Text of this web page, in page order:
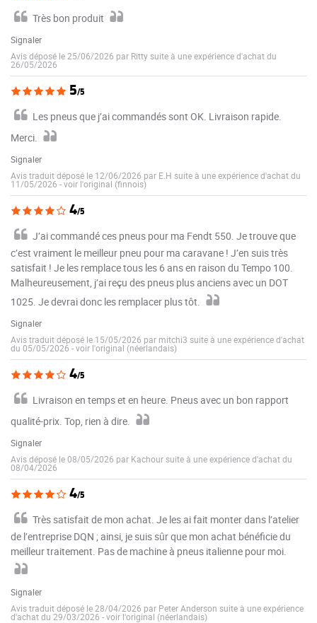
Très bon produit
Signaler
Avis déposé le 25/06/2026 par Ritty suite à une expérience d'achat du
26/05/2026
5/5
Les pneus que j’ai commandés sont OK. Livraison rapide.
Merci.
Signaler
Avis traduit déposé le 12/06/2026 par E.H suite à une expérience d'achat du
11/05/2026 -voir l'original (finnois)
4/5
J’ai commandé ces pneus pour ma Fendt 550. Je trouve que
c’est vraiment le meilleur pneu pour ma caravane ! J’en suis très
satisfait ! Je les remplace tous les 6 ans en raison du Tempo 100.
Malheureusement, j’ai reçu des pneus plus anciens avec un DOT
1025. Je devrai donc les remplacer plus tôt.
Signaler
Avis traduit déposé le 15/05/2026 par mitchi3 suite à une expérience d'achat
du 05/05/2026 -voir l'original (néerlandais)
4/5
Livraison en temps et en heure. Pneus avec un bon rapport
qualité-prix. Top, rien à dire.
Signaler
Avis déposé le 08/05/2026 par Kachour suite à une expérience d'achat du
08/04/2026
4/5
Très satisfait de mon achat. Je les ai fait monter dans l’atelier
de l’entreprise DQN ; ainsi, je suis sûr que mon achat bénéficie du
meilleur traitement. Pas de machine à pneus italienne pour moi.
Signaler
Avis traduit déposé le 28/04/2026 par Peter Anderson suite à une expérience
d'achat du 29/03/2026 -voir l'original (néerlandais)